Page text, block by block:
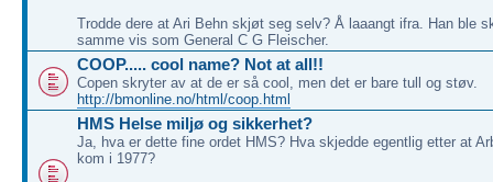
Trodde dere at Ari Behn skjøt seg selv? Å laaangt ifra. Han ble
samme vis som General C G Fleischer.
COOP..... cool name? Not at all!!
Copen skryter av at de er så cool, men det er bare tull og støv.
http://bmonline.no/html/coop.html
HMS Helse miljø og sikkerhet?
Ja, hva er dette fine ordet HMS? Hva skjedde egentlig etter at
kom i 1977?